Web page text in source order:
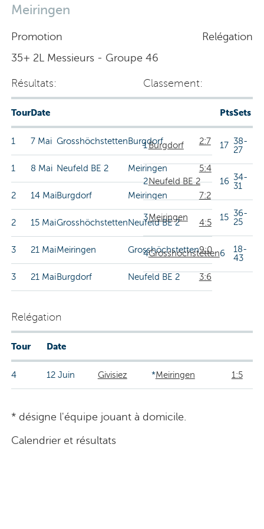
Meiringen
Promotion
Relégation
35+ 2L Messieurs - Groupe 46
Résultats:
TourDate
1 7 Mai GrosshöchstettenBurgdorf 2:7
1 8 Mai Neufeld BE 2 Meiringen 5:4
2 14 MaiBurgdorf Meiringen 7:2
2 15 MaiGrosshöchstettenNeufeld BE 2 4:5
3 21 MaiMeiringen Grosshöchstetten9:0
3 21 Mai Burgdorf Neufeld BE 2 3:6
Classement:
PtsSets
1Burgdorf 17 38-
27
2Neufeld BE 2 16 34-
31
3Meiringen 15 36-
25
4Grosshöchstetten6
18-
43
Relégation
Tour Date
4 12 Juin Givisiez *Meiringen 1:5
* désigne l'équipe jouant à domicile.
Calendrier et résultats